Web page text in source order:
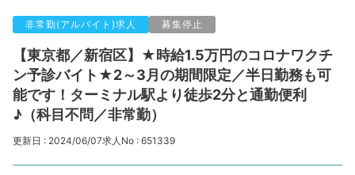
非常勤(アルバイト)求人 募集停止
【東京都／新宿区】★時給1.5万円のコロナワクチ
ン予診バイト★2～3月の期間限定／半日勤務も可
能です！ターミナル駅より徒歩2分と通勤便利
♪（科目不問／非常勤）
更新日 : 2024/06/07求人No : 651339